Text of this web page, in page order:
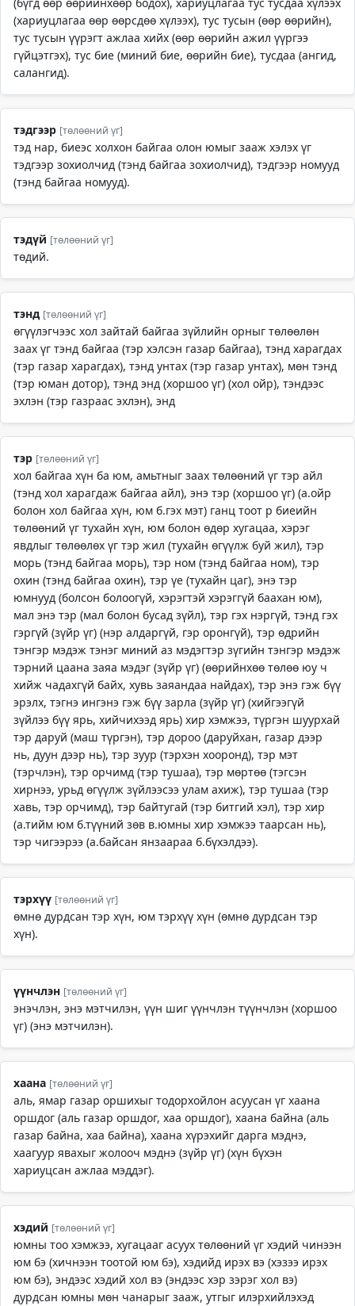
(хариуцлагаа өөр өөрсдөө хүлээх), тус тусын (өөр өөрийн),
тус тусын үүрэгт ажлаа хийх (өөр өөрийн ажил үүргээ
гүйцэтгэх), тус бие (миний бие, өөрийн бие), тусдаа (ангид,
салангид).
тэдгээр [төлөөний үг]
тэд нар, биеэс холхон байгаа олон юмыг зааж хэлэх үг
тэдгээр зохиолчид (тэнд байгаа зохиолчид), тэдгээр номууд
(тэнд байгаа номууд).
тэдүй [төлөөний үг]
төдий.
тэнд [төлөөний үг]
өгүүлэгчээс хол зайтай байгаа зүйлийн орныг төлөөлөн
заах үг тэнд байгаа (тэр хэлсэн газар байгаа), тэнд харагдах
(тэр газар харагдах), тэнд унтах (тэр газар унтах), мөн тэнд
(тэр юман дотор), тэнд энд (хоршоо үг) (хол ойр), тэндээс
эхлэн (тэр газраас эхлэн), энд
тэр [төлөөний үг]
хол байгаа хүн ба юм, амьтныг заах төлөөний үг тэр айл
(тэнд хол харагдаж байгаа айл), энэ тэр (хоршоо үг) (а.ойр
болон хол байгаа хүн, юм б.гэх мэт) ганц тоот р биеийн
төлөөний үг тухайн хүн, юм болон өдөр хугацаа, хэрэг
явдлыг төлөөлөх үг тэр жил (тухайн өгүүлж буй жил), тэр
морь (тэнд байгаа морь), тэр ном (тэнд байгаа ном), тэр
охин (тэнд байгаа охин), тэр үе (тухайн цаг), энэ тэр
юмнууд (болсон болоогүй, хэрэгтэй хэрэггүй баахан юм),
мал энэ тэр (мал болон бусад зүйл), тэр гэх нэргүй, тэнд гэх
гэргүй (зүйр үг) (нэр алдаргүй, гэр оронгүй), тэр өдрийн
тэнгэр мэдэж тэнэг миний аз мэдэгтэр зүгийн тэнгэр мэдэж
тэрний цаана заяа мэдэг (зүйр үг) (өөрийнхөө төлөө юу ч
хийж чадахгүй байх, хувь заяандаа найдах), тэр энэ гэж бүү
эрэлх, тэгнэ ингэнэ гэж бүү зарла (зүйр үг) (хийгээгүй
зүйлээ бүү ярь, хийчихээд ярь) хир хэмжээ, түргэн шуурхай
тэр даруй (маш түргэн), тэр дороо (даруйхан, газар дээр
нь, дуун дээр нь), тэр зуур (тэрхэн хооронд), тэр мэт
(тэрчлэн), тэр орчимд (тэр тушаа), тэр мөртөө (тэгсэн
хирнээ, урьд өгүүлж зүйлээсээ улам ахиж), тэр тушаа (тэр
хавь, тэр орчимд), тэр байтугай (тэр битгий хэл), тэр хир
(а.тийм юм б.түүний зөв в.юмны хир хэмжээ таарсан нь),
тэр чигээрээ (а.байсан янзаараа б.бүхэлдээ).
тэрхүү [төлөөний үг]
өмнө дурдсан тэр хүн, юм тэрхүү хүн (өмнө дурдсан тэр
хүн).
үүнчлэн [төлөөний үг]
энэчлэн, энэ мэтчилэн, үүн шиг үүнчлэн түүнчлэн (хоршоо
үг) (энэ мэтчилэн).
хаана [төлөөний үг]
аль, ямар газар оршихыг тодорхойлон асуусан үг хаана
оршдог (аль газар оршдог, хаа оршдог), хаана байна (аль
газар байна, хаа байна), хаана хүрэхийг дарга мэднэ,
хаагуур явахыг жолооч мэднэ (зүйр үг) (хүн бүхэн
хариуцсан ажлаа мэддэг).
хэдий [төлөөний үг]
юмны тоо хэмжээ, хугацааг асуух төлөөний үг хэдий чинээн
юм бэ (хичнээн тоотой юм бэ), хэдийд ирэх вэ (хэзээ ирэх
юм бэ), эндээс хэдий хол вэ (эндээс хэр зэрэг хол вэ)
дурдсан юмны мөн чанарыг зааж, утгыг илэрхийлэхэд